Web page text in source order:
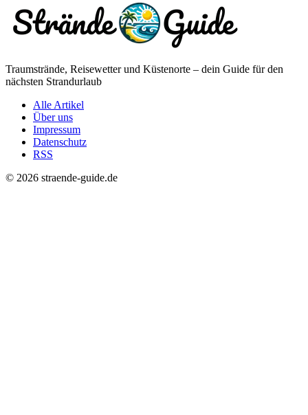
Traumstrände, Reisewetter und Küstenorte – dein Guide für den
nächsten Strandurlaub
Alle Artikel
Über uns
Impressum
Datenschutz
RSS
© 2026 straende-guide.de